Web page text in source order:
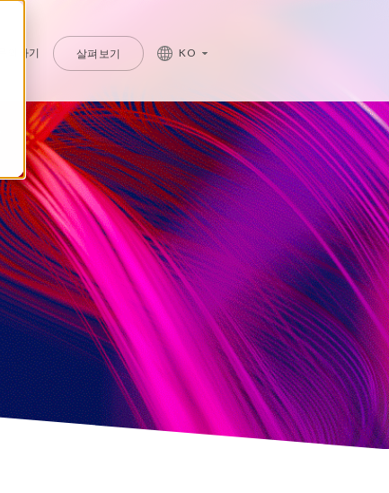
라이버시 및 보안
suite
Secure
Disclose
Redact
Retain
(GRC)
Manager
리형 서비스
management services
Managed Services
보세요.
문의하기 살펴보기 KO